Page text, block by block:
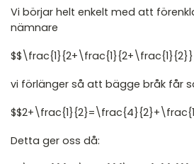
Vi börjar helt enkelt med att
nämnare
vi förlänger så att bägge bråk får
Detta ger oss då:
2021
2017
2014
2013
2012